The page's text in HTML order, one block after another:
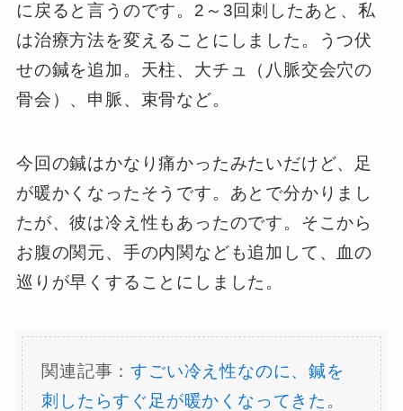
に戻ると言うのです。2～3回刺したあと、私
は治療方法を変えることにしました。うつ伏
せの鍼を追加。天柱、大チュ（八脈交会穴の
骨会）、申脈、束骨など。
今回の鍼はかなり痛かったみたいだけど、足
が暖かくなったそうです。あとで分かりまし
たが、彼は冷え性もあったのです。そこから
お腹の関元、手の内関なども追加して、血の
巡りが早くすることにしました。
関連記事：すごい冷え性なのに、鍼を
刺したらすぐ足が暖かくなってきた。